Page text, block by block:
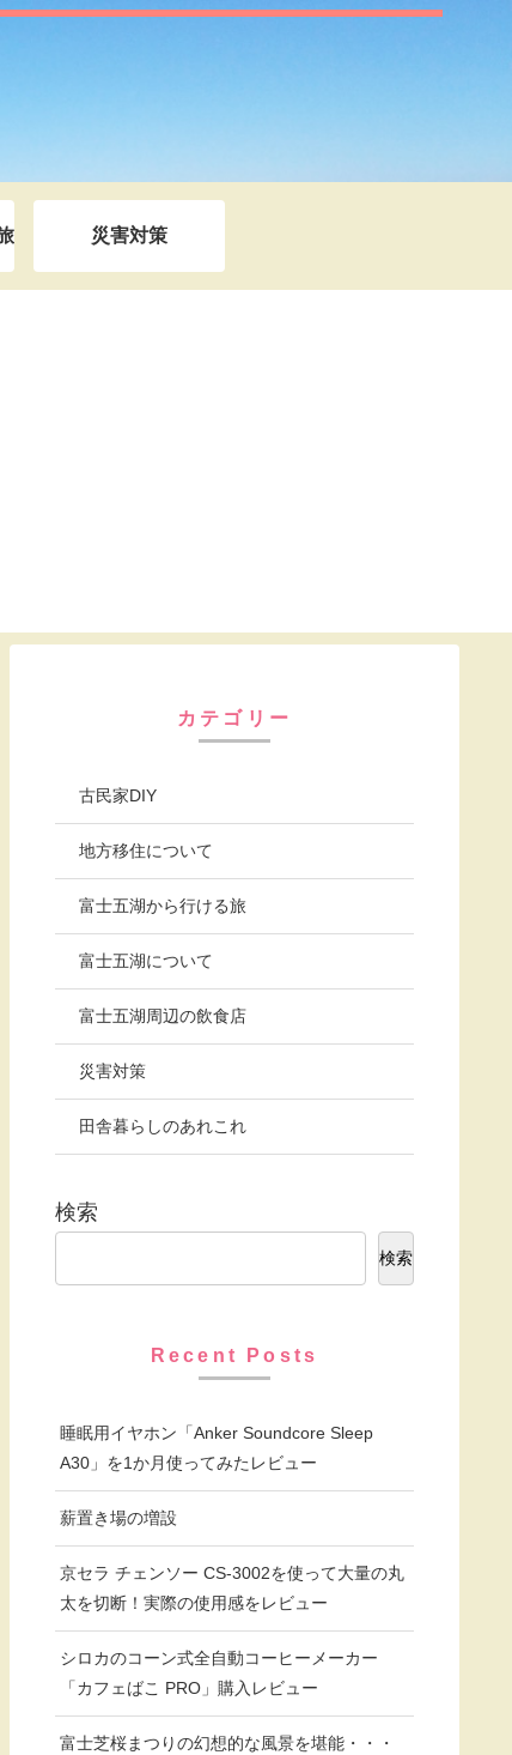
災害対策
カテゴリー
古民家DIY
地方移住について
富士五湖から行ける旅
富士五湖について
富士五湖周辺の飲食店
災害対策
田舎暮らしのあれこれ
検索
検索
Recent Posts
睡眠用イヤホン「Anker Soundcore Sleep
A30」を1か月使ってみたレビュー
薪置き場の増設
京セラ チェンソー CS-3002を使って大量の丸
太を切断！実際の使用感をレビュー
シロカのコーン式全自動コーヒーメーカー
「カフェばこ PRO」購入レビュー
富士芝桜まつりの幻想的な風景を堪能・・・